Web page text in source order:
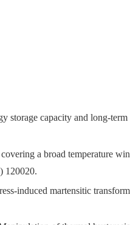
storage capacity and long-
a broad temperature
120020.
induced martensitic